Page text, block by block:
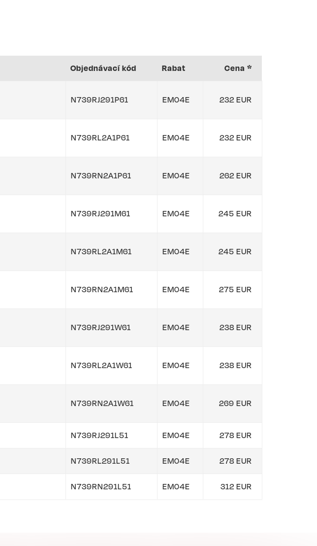
Objednávací kód Rabat Cena *
N739RJ291P61 EM04E 232 EUR
N739RL2A1P61 EM04E 232 EUR
N739RN2A1P61 EM04E 262 EUR
N739RJ291M61 EM04E 245 EUR
N739RL2A1M61 EM04E 245 EUR
N739RN2A1M61 EM04E 275 EUR
N739RJ291W61 EM04E 238 EUR
N739RL2A1W61 EM04E 238 EUR
N739RN2A1W61 EM04E 269 EUR
N739RJ291L51 EM04E 278 EUR
N739RL291L51 EM04E 278 EUR
N739RN291L51 EM04E 312 EUR